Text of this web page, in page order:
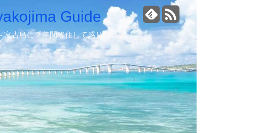
Guide
古島に２年間移住して感じたコト～